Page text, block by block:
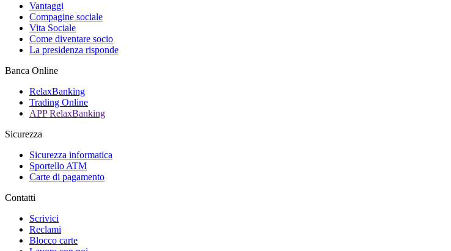
Vantaggi
Compagine sociale
Vita Sociale
Come diventare socio
La presidenza risponde
Banca Online
RelaxBanking
Trading Online
APP RelaxBanking
Sicurezza
Sicurezza informatica
Sportello ATM
Carte di pagamento
Contatti
Scrivici
Reclami
Blocco carte